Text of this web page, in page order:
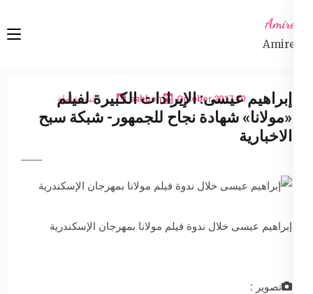
content
Enter)
Amireta
Amireta
10 October 2017
sabbeh اخبار شاملة
إبراهيم عيسى: الإيرادات الكبيرة لفيلم
«مولانا» شهادة نجاح للجمهور- شبكة سبح
الاخبارية
إبراهيم عيسى خلال ندوة فيلم مولانا بمهرجان الإسكندرية
تصوير :